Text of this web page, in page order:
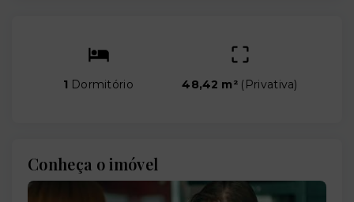
1 Dormitório 48,42 m² ( Privativa)
Conheça o imóvel